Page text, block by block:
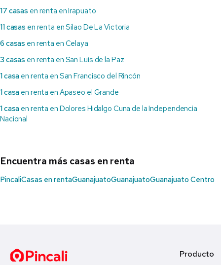
17 casas en renta en Irapuato
11 casas en renta en Silao De La Victoria
6 casas en renta en Celaya
3 casas en renta en San Luis de la Paz
1 casa en renta en San Francisco del Rincón
1 casa en renta en Apaseo el Grande
1 casa en renta en Dolores Hidalgo Cuna de la Independencia
Nacional
Encuentra más casas en renta
PincaliCasas en rentaGuanajuatoGuanajuatoGuanajuato Centro
Producto